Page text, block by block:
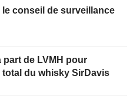
le conseil de surveillance
part de LVMH pour
du whisky SirDavis